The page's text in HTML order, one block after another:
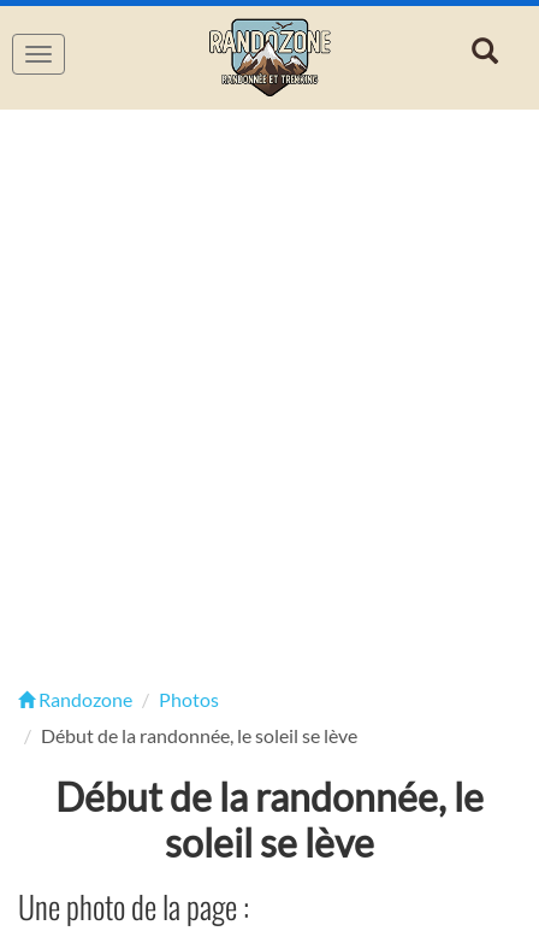
Navigation
Randozone
Photos
Début de la randonnée, le soleil se lève
Début de la randonnée, le
soleil se lève
Une photo de la page :